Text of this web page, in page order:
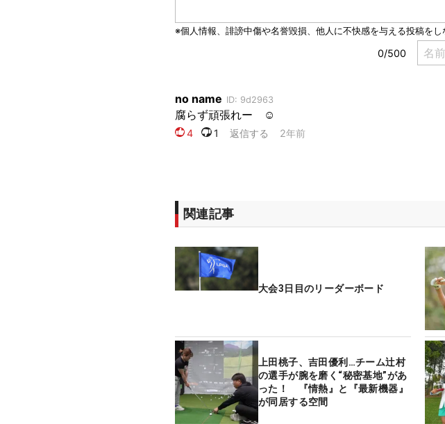
関連記事
大会3日目のリーダーボード
上田桃子、吉田優利…チーム辻村
の選手が腕を磨く“秘密基地”があ
った！ 『情熱』と『最新機器』
が同居する空間